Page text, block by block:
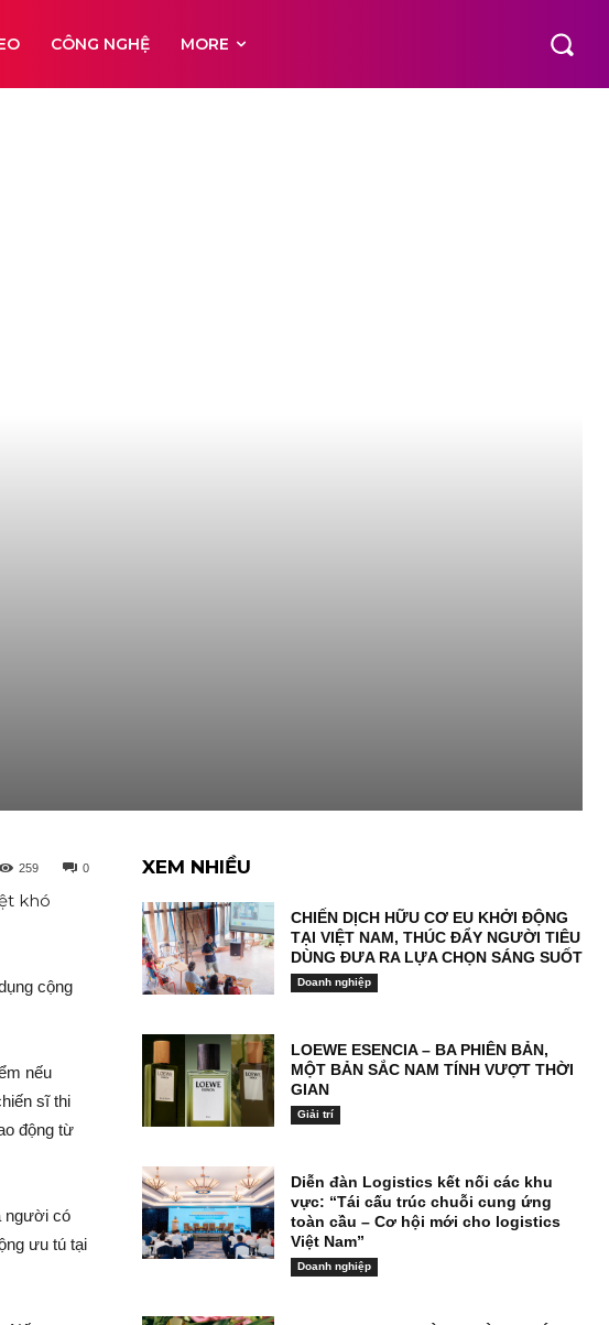
CÔNG NGHỆ MORE
0
259
khó
cộng
nếu
sĩ thi
động từ
người có
ưu tú tại
XEM NHIỀU
CHIẾN DỊCH HỮU CƠ EU KHỞI ĐỘNG
TẠI VIỆT NAM, THÚC ĐẨY NGƯỜI TIÊU
DÙNG ĐƯA RA LỰA CHỌN SÁNG SUỐT
Doanh nghiệp
LOEWE ESENCIA – BA PHIÊN BẢN,
MỘT BẢN SẮC NAM TÍNH VƯỢT THỜI
GIAN
Giải trí
Diễn đàn Logistics kết nối các khu
vực: “Tái cấu trúc chuỗi cung ứng
toàn cầu – Cơ hội mới cho logistics
Việt Nam”
Doanh nghiệp